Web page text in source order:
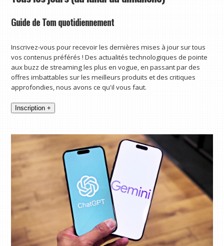
Guide de Tom quotidiennement
Inscrivez-vous pour recevoir les dernières mises à jour sur tous
vos contenus préférés ! Des actualités technologiques de pointe
aux buzz de streaming les plus en vogue, en passant par des
offres imbattables sur les meilleurs produits et des critiques
approfondies, nous avons ce qu'il vous faut.
Inscription +